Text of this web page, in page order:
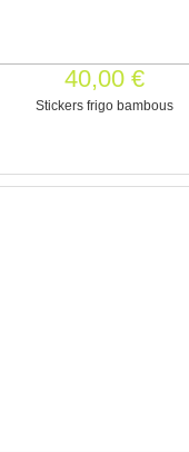
40,00 €
Stickers frigo bambous